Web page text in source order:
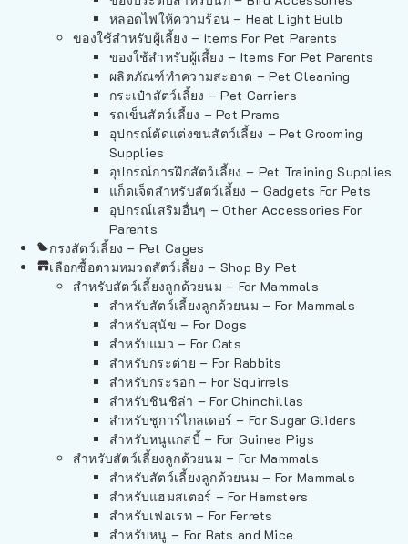
หลอดไฟให้ความร้อน – Heat Light Bulb
ของใช้สำหรับผู้เลี้ยง – Items For Pet Parents
ของใช้สำหรับผู้เลี้ยง – Items For Pet Parents
ผลิตภัณฑ์ทำความสะอาด – Pet Cleaning
กระเป๋าสัตว์เลี้ยง – Pet Carriers
รถเข็นสัตว์เลี้ยง – Pet Prams
อุปกรณ์ตัดแต่งขนสัตว์เลี้ยง – Pet Grooming
Supplies
อุปกรณ์การฝึกสัตว์เลี้ยง – Pet Training Supplies
แก็ดเจ็ตสำหรับสัตว์เลี้ยง – Gadgets For Pets
อุปกรณ์เสริมอื่นๆ – Other Accessories For
Parents
กรงสัตว์เลี้ยง – Pet Cages
เลือกซื้อตามหมวดสัตว์เลี้ยง – Shop By Pet
สำหรับสัตว์เลี้ยงลูกด้วยนม – For Mammals
สำหรับสัตว์เลี้ยงลูกด้วยนม – For Mammals
สำหรับสุนัข – For Dogs
สำหรับแมว – For Cats
สำหรับกระต่าย – For Rabbits
สำหรับกระรอก – For Squirrels
สำหรับชินชิล่า – For Chinchillas
สำหรับชูการ์ไกลเดอร์ – For Sugar Gliders
สำหรับหนูแกสบี้ – For Guinea Pigs
สำหรับสัตว์เลี้ยงลูกด้วยนม – For Mammals
สำหรับสัตว์เลี้ยงลูกด้วยนม – For Mammals
สำหรับแฮมสเตอร์ – For Hamsters
สำหรับเฟอเรท – For Ferrets
สำหรับหนู – For Rats and Mice